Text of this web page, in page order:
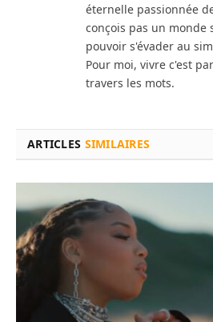
éternelle passionnée
conçois pas un monde
pouvoir s'évader au
Pour moi, vivre c'est
travers les mots.
ARTICLES SIMILAIRES